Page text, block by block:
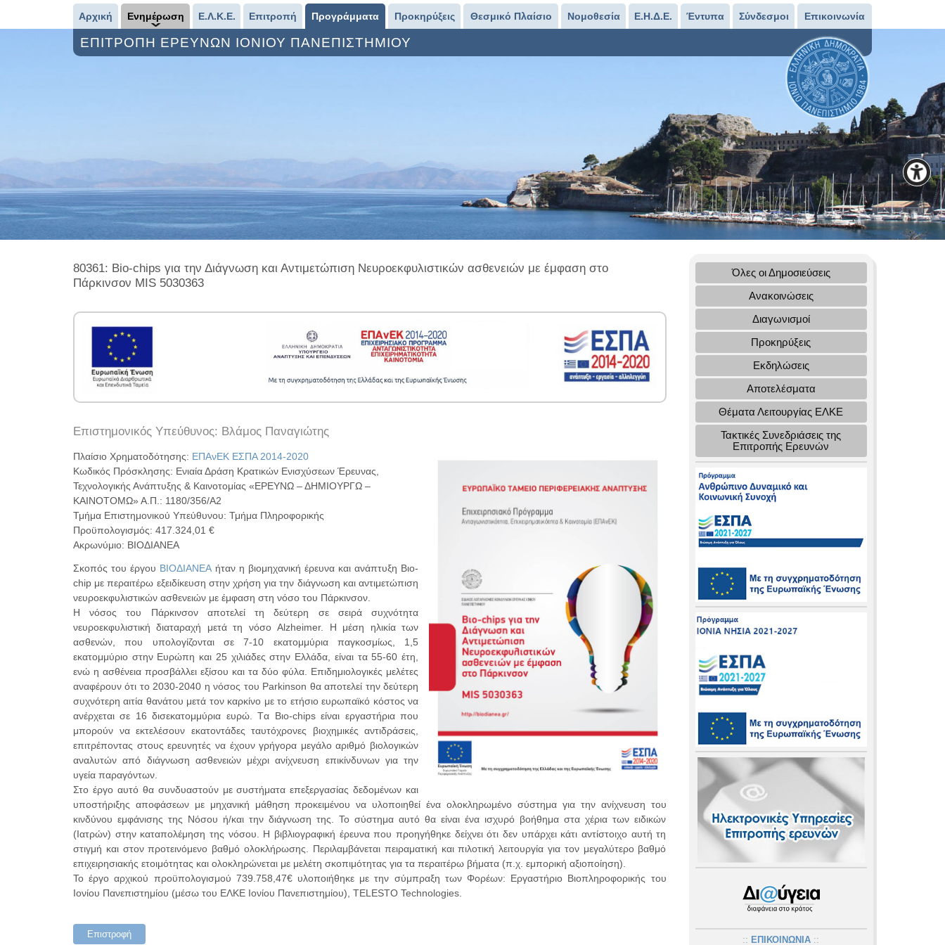
Αρχική Ενημέρωση Ε.Λ.Κ.Ε. Επιτροπή Προγράμματα Προκηρύξεις Θεσμικό Πλαίσιο Νομοθεσία Ε.Η.Δ.Ε. Έντυπα Σύνδεσμοι Επικοινωνία
ΕΠΙΤΡΟΠΗ ΕΡΕΥΝΩΝ ΙΟΝΙΟΥ ΠΑΝΕΠΙΣΤΗΜΙΟΥ
80361: Bio-chips για την Διάγνωση και Αντιμετώπιση Νευροεκφυλιστικών ασθενειών με έμφαση στο
Πάρκινσον MIS 5030363
Επιστημονικός Υπεύθυνος: Βλάμος Παναγιώτης
Πλαίσιο Χρηματοδότησης: ΕΠΑνΕΚ ΕΣΠΑ 2014-2020
Κωδικός Πρόσκλησης: Ενιαία Δράση Κρατικών Ενισχύσεων Έρευνας,
Τεχνολογικής Ανάπτυξης & Καινοτομίας «ΕΡΕΥΝΩ – ΔΗΜΙΟΥΡΓΩ –
ΚΑΙΝΟΤΟΜΩ» Α.Π.: 1180/356/A2
Τμήμα Επιστημονικού Υπεύθυνου: Τμήμα Πληροφορικής
Προϋπολογισμός: 417.324,01 €
Ακρωνύμιο: ΒΙΟΔΙΑΝΕΑ
Σκοπός του έργου ΒΙΟΔΙΑΝΕΑ ήταν η βιομηχανική έρευνα και ανάπτυξη Βιο-
chip με περαιτέρω εξειδίκευση στην χρήση για την διάγνωση και αντιμετώπιση
νευροεκφυλιστικών ασθενειών με έμφαση στη νόσο του Πάρκινσον.
Η νόσος του Πάρκινσον αποτελεί τη δεύτερη σε σειρά συχνότητα
νευροεκφυλιστική διαταραχή μετά τη νόσο Alzheimer. Η μέση ηλικία των
ασθενών, που υπολογίζονται σε 7-10 εκατομμύρια παγκοσμίως, 1,5
εκατομμύριο στην Ευρώπη και 25 χιλιάδες στην Ελλάδα, είναι τα 55-60 έτη,
ενώ η ασθένεια προσβάλλει εξίσου και τα δύο φύλα. Επιδημιολογικές μελέτες
αναφέρουν ότι το 2030-2040 η νόσος του Parkinson θα αποτελεί την δεύτερη
συχνότερη αιτία θανάτου μετά τον καρκίνο με το ετήσιο ευρωπαϊκό κόστος να
ανέρχεται σε 16 δισεκατομμύρια ευρώ. Tα Βιο-chips είναι εργαστήρια που
μπορούν να εκτελέσουν εκατοντάδες ταυτόχρονες βιοχημικές αντιδράσεις,
επιτρέποντας στους ερευνητές να έχουν γρήγορα μεγάλο αριθμό βιολογικών
αναλυτών από διάγνωση ασθενειών μέχρι ανίχνευση επικίνδυνων για την
υγεία παραγόντων.
Στο έργο αυτό θα συνδυαστούν με συστήματα επεξεργασίας δεδομένων και
υποστήριξης αποφάσεων με μηχανική μάθηση προκειμένου να υλοποιηθεί ένα ολοκληρωμένο σύστημα για την ανίχνευση του
κινδύνου εμφάνισης της Νόσου ή/και την διάγνωση της. Το σύστημα αυτό θα είναι ένα ισχυρό βοήθημα στα χέρια των ειδικών
(Ιατρών) στην καταπολέμηση της νόσου. Η βιβλιογραφική έρευνα που προηγήθηκε δείχνει ότι δεν υπάρχει κάτι αντίστοιχο αυτή τη
στιγμή και στον προτεινόμενο βαθμό ολοκλήρωσης. Περιλαμβάνεται πειραματική και πιλοτική λειτουργία για τον μεγαλύτερο βαθμό
επιχειρησιακής ετοιμότητας και ολοκληρώνεται με μελέτη σκοπιμότητας για τα περαιτέρω βήματα (π.χ. εμπορική αξιοποίηση).
Το έργο αρχικού προϋπολογισμού 739.758,47€ υλοποιήθηκε με την σύμπραξη των Φορέων: Εργαστήριο Βιοπληροφορικής του
Ιονίου Πανεπιστημίου (μέσω του ΕΛΚΕ Ιονίου Πανεπιστημίου), TELESTO Technologies.
Επιστροφή
Όλες οι Δημοσιεύσεις
Ανακοινώσεις
Διαγωνισμοί
Προκηρύξεις
Εκδηλώσεις
Αποτελέσματα
Θέματα Λειτουργίας ΕΛΚΕ
Τακτικές Συνεδριάσεις της
Επιτροπής Ερευνών
:: ΕΠΙΚΟΙΝΩΝΙΑ ::